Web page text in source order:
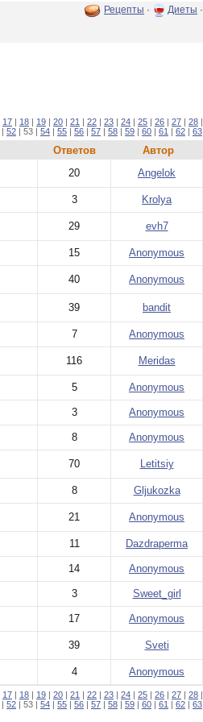
Рецепты · Диеты ·
17 | 18 | 19 | 20 | 21 | 22 | 23 | 24 | 25 | 26 | 27 | 28 |
| 52 | 53 | 54 | 55 | 56 | 57 | 58 | 59 | 60 | 61 | 62 | 63
Ответов Автор
20 Angelok
3 Krolya
29 evh7
15 Anonymous
40 Anonymous
39 bandit
7 Anonymous
116 Meridas
5 Anonymous
3 Anonymous
8 Anonymous
70 Letitsiy
8 Gljukozka
21 Anonymous
11 Dazdraperma
14 Anonymous
3 Sweet_girl
17 Anonymous
39 Sveti
4 Anonymous
17 | 18 | 19 | 20 | 21 | 22 | 23 | 24 | 25 | 26 | 27 | 28 |
| 52 | 53 | 54 | 55 | 56 | 57 | 58 | 59 | 60 | 61 | 62 | 63